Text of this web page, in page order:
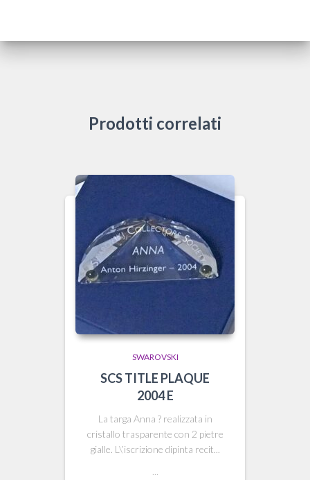
Prodotti correlati
SWAROVSKI
SCS TITLE PLAQUE
2004 E
La targa Anna ? realizzata in
cristallo trasparente con 2 pietre
gialle. L\’iscrizione dipinta recit...